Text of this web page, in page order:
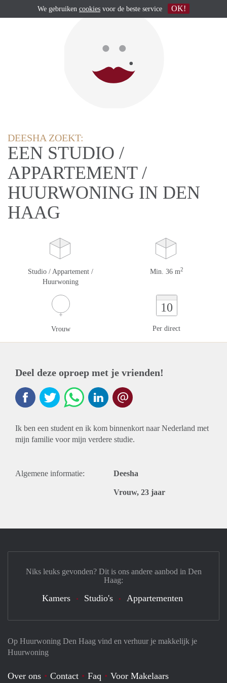
DEESHA ZOEKT:
EEN STUDIO /
APPARTEMENT /
HUURWONING IN DEN
HAAG
Studio / Appartement /
Huurwoning
Min. 36 m2
Vrouw
10
Per direct
Deel deze oproep met je vrienden!
Ik ben een student en ik kom binnenkort naar Nederland met
mijn familie voor mijn verdere studie.
Algemene informatie: Deesha
Vrouw, 23 jaar
Op Huurwoning Den Haag vind en verhuur je makkelijk je
Huurwoning
Over ons Contact Faq Voor Makelaars
Niks leuks gevonden? Dit is ons andere aanbod in Den
Haag:
Kamers Studio's Appartementen
We gebruiken cookies voor de beste service OK!